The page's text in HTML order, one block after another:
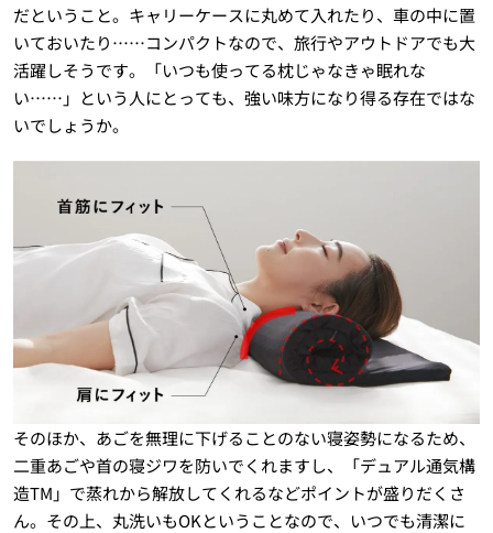
だということ。キャリーケースに丸めて入れたり、車の中に置
いておいたり……コンパクトなので、旅行やアウトドアでも大
活躍しそうです。「いつも使ってる枕じゃなきゃ眠れな
い……」という人にとっても、強い味方になり得る存在ではな
いでしょうか。
そのほか、あごを無理に下げることのない寝姿勢になるため、
二重あごや首の寝ジワを防いでくれますし、「デュアル通気構
造TM️」で蒸れから解放してくれるなどポイントが盛りだくさ
ん。その上、丸洗いもOKということなので、いつでも清潔に